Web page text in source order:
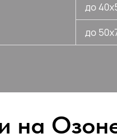
до
до
на